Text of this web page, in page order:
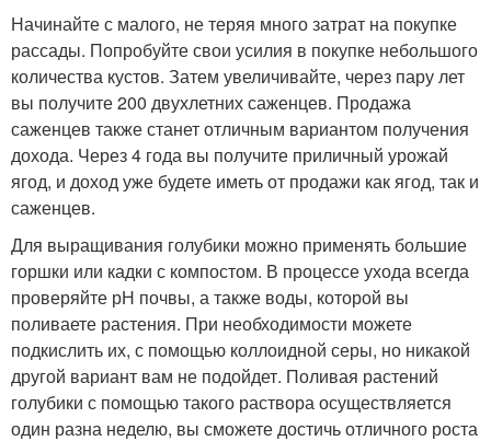
Начинайте с малого, не теряя много затрат на покупке
рассады. Попробуйте свои усилия в покупке небольшого
количества кустов. Затем увеличивайте, через пару лет
вы получите 200 двухлетних саженцев. Продажа
саженцев также станет отличным вариантом получения
дохода. Через 4 года вы получите приличный урожай
ягод, и доход уже будете иметь от продажи как ягод, так и
саженцев.
Для выращивания голубики можно применять большие
горшки или кадки с компостом. В процессе ухода всегда
проверяйте рН почвы, а также воды, которой вы
поливаете растения. При необходимости можете
подкислить их, с помощью коллоидной серы, но никакой
другой вариант вам не подойдет. Поливая растений
голубики с помощью такого раствора осуществляется
один разна неделю, вы сможете достичь отличного роста